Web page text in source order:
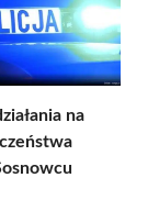
na